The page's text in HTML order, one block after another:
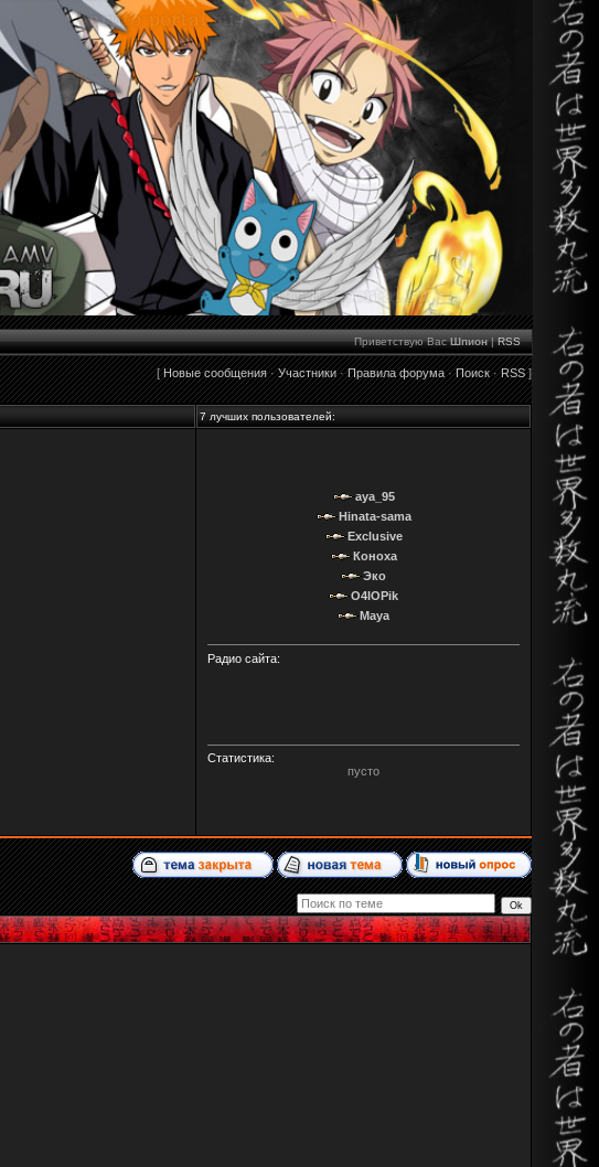
Приветствую Вас Шпион|RSS
[Новые сообщения·Участники·Правила форума·Поиск·RSS]
7 лучших пользователей:
aya_95
Hinata-sama
Exclusive
Коноха
Эко
O4IOPik
Maya
Радио сайта:
Статистика:
пусто